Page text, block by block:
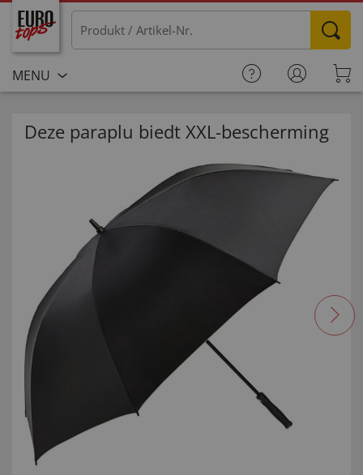
MENU
Deze paraplu biedt XXL-bescherming